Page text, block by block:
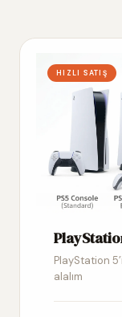
HIZLI SATIŞ
PlayStation
alalım